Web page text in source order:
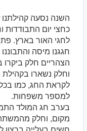
השנה נסעה קהילתנו
כחצי יום התבודדות
לחגי האור בארץ.
חגגנו מיסה
הצהריים חלק
וחלק נשארו
לקראת החג, כמו בכל
למספר משפחות.
בערב חג המולד
מקום, וחלק